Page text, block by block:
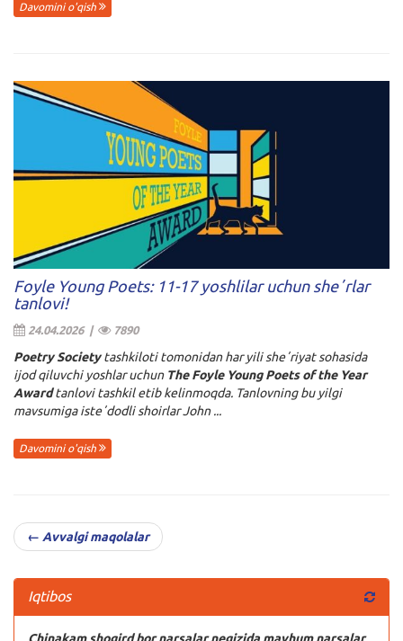
Davomini o'qish
Foyle Young Poets: 11-17 yoshlilar uchun sheʼrlar
tanlovi!
24.04.2026 | 7890
Poetry Societytashkiloti tomonidan har yili sheʼriyat sohasida
ijod qiluvchi yoshlar uchun The Foyle Young Poets of the Year
Awardtanlovi tashkil etib kelinmoqda. Tanlovning bu yilgi
mavsumiga isteʼdodli shoirlar John ...
Davomini o'qish
← Avvalgi maqolalar
Iqtibos
Chinakam shogird bor narsalar negizida mavhum narsalar